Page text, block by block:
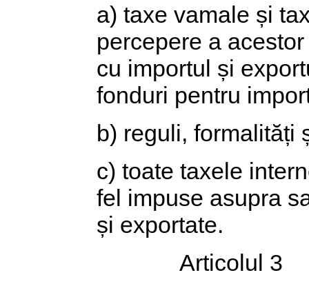
a) taxe vamale și
percepere a
cu importul și
fonduri pentru
b) reguli, formalități
c) toate taxele
fel impuse asupra
și exportate.
Articolul 3